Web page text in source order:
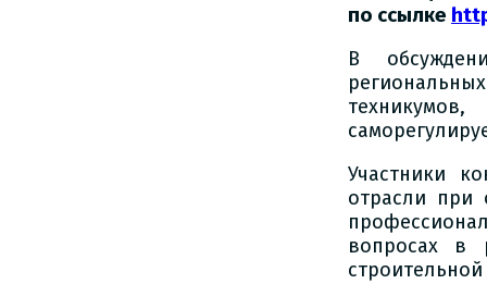
по ссылке
В
Участники
отрасли при
вопросах в